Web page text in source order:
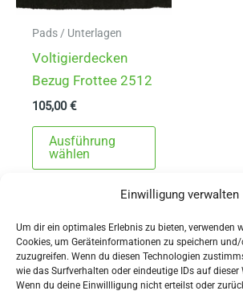
Einwilligung verwalten
Um dir ein optimales Erlebnis zu bieten, verwenden
Cookies, um Geräteinformationen zu speichern
zuzugreifen. Wenn du diesen Technologien
wie das Surfverhalten oder eindeutige IDs auf dieser
Wenn du deine Einwillligung nicht erteilst oder
Pads / Unterlagen
Voltigierdecken
Bezug Frottee 2512
105,00€
Ausführung
wählen
Dieses
mehrere
Varianten
auf.
Die
Optionen